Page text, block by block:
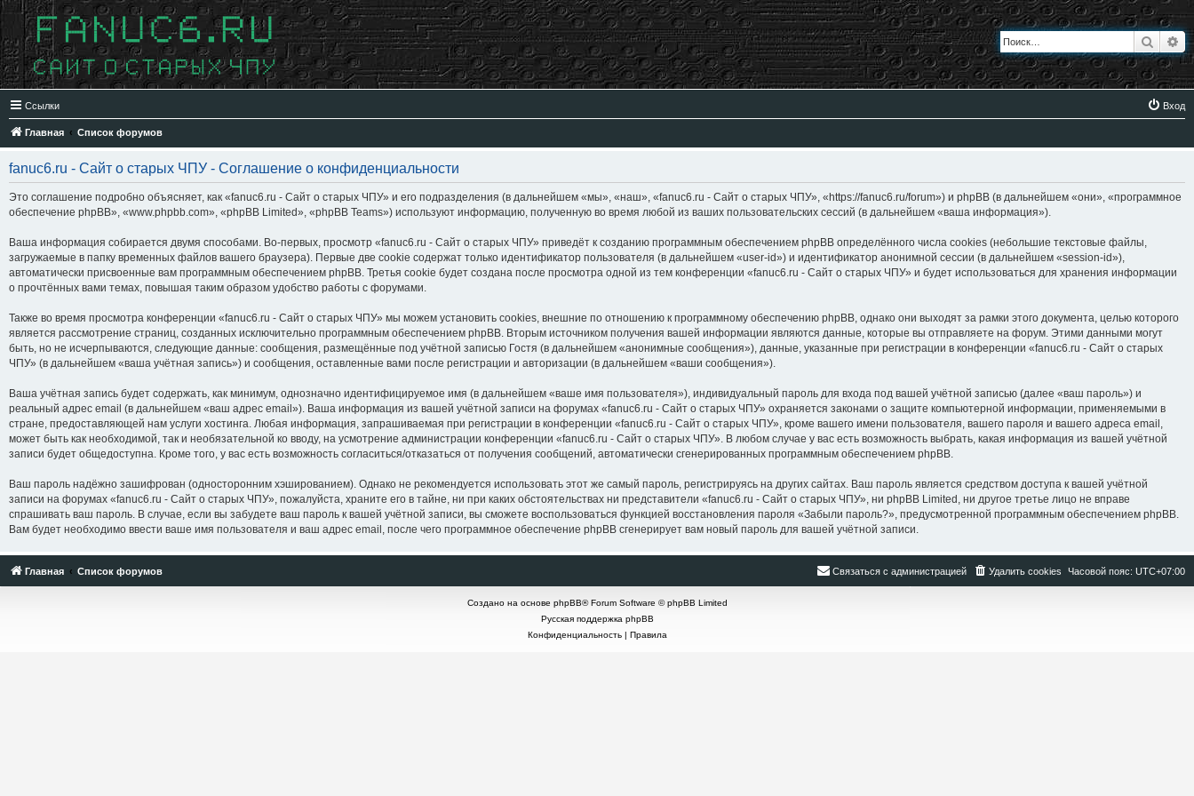
Поиск
Ссылки Вход
Главная Список форумов
fanuc6.ru - Сайт о старых ЧПУ - Соглашение о конфиденциальности
Это соглашение подробно объясняет, как «fanuc6.ru - Сайт о старых ЧПУ» и его подразделения (в дальнейшем «мы», «наш», «fanuc6.ru - Сайт о старых ЧПУ», «https://fanuc6.ru/forum») и phpBB (в дальнейшем «они», «программное
обеспечение phpBB», «www.phpbb.com», «phpBB Limited», «phpBB Teams») используют информацию, полученную во время любой из ваших пользовательских сессий (в дальнейшем «ваша информация»).
Ваша информация собирается двумя способами. Во-первых, просмотр «fanuc6.ru - Сайт о старых ЧПУ» приведёт к созданию программным обеспечением phpBB определённого числа cookies (небольшие текстовые файлы,
загружаемые в папку временных файлов вашего браузера). Первые две cookie содержат только идентификатор пользователя (в дальнейшем «user-id») и идентификатор анонимной сессии (в дальнейшем «session-id»),
автоматически присвоенные вам программным обеспечением phpBB. Третья cookie будет создана после просмотра одной из тем конференции «fanuc6.ru - Сайт о старых ЧПУ» и будет использоваться для хранения информации
о прочтённых вами темах, повышая таким образом удобство работы с форумами.
Также во время просмотра конференции «fanuc6.ru - Сайт о старых ЧПУ» мы можем установить cookies, внешние по отношению к программному обеспечению phpBB, однако они выходят за рамки этого документа, целью которого
является рассмотрение страниц, созданных исключительно программным обеспечением phpBB. Вторым источником получения вашей информации являются данные, которые вы отправляете на форум. Этими данными могут
быть, но не исчерпываются, следующие данные: сообщения, размещённые под учётной записью Гостя (в дальнейшем «анонимные сообщения»), данные, указанные при регистрации в конференции «fanuc6.ru - Сайт о старых
ЧПУ» (в дальнейшем «ваша учётная запись») и сообщения, оставленные вами после регистрации и авторизации (в дальнейшем «ваши сообщения»).
Ваша учётная запись будет содержать, как минимум, однозначно идентифицируемое имя (в дальнейшем «ваше имя пользователя»), индивидуальный пароль для входа под вашей учётной записью (далее «ваш пароль») и
реальный адрес email (в дальнейшем «ваш адрес email»). Ваша информация из вашей учётной записи на форумах «fanuc6.ru - Сайт о старых ЧПУ» охраняется законами о защите компьютерной информации, применяемыми в
стране, предоставляющей нам услуги хостинга. Любая информация, запрашиваемая при регистрации в конференции «fanuc6.ru - Сайт о старых ЧПУ», кроме вашего имени пользователя, вашего пароля и вашего адреса email,
может быть как необходимой, так и необязательной ко вводу, на усмотрение администрации конференции «fanuc6.ru - Сайт о старых ЧПУ». В любом случае у вас есть возможность выбрать, какая информация из вашей учётной
записи будет общедоступна. Кроме того, у вас есть возможность согласиться/отказаться от получения сообщений, автоматически сгенерированных программным обеспечением phpBB.
Ваш пароль надёжно зашифрован (односторонним хэшированием). Однако не рекомендуется использовать этот же самый пароль, регистрируясь на других сайтах. Ваш пароль является средством доступа к вашей учётной
записи на форумах «fanuc6.ru - Сайт о старых ЧПУ», пожалуйста, храните его в тайне, ни при каких обстоятельствах ни представители «fanuc6.ru - Сайт о старых ЧПУ», ни phpBB Limited, ни другое третье лицо не вправе
спрашивать ваш пароль. В случае, если вы забудете ваш пароль к вашей учётной записи, вы сможете воспользоваться функцией восстановления пароля «Забыли пароль?», предусмотренной программным обеспечением phpBB.
Вам будет необходимо ввести ваше имя пользователя и ваш адрес email, после чего программное обеспечение phpBB сгенерирует вам новый пароль для вашей учётной записи.
Главная Список форумов Часовой пояс: UTC+07:00
Удалить cookies
Связаться с администрацией
Создано на основе phpBB® Forum Software © phpBB Limited
Русская поддержка phpBB
Конфиденциальность| Правила